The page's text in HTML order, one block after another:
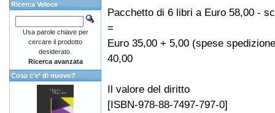
Pacchetto di 6 libri a Euro 58,00 -
=
Euro 35,00 + 5,00 (spese
40,00
Il valore del diritto
[ISBN-978-88-7497-797-0]
Ricerca Veloce
Usa parole chiave per
cercare il prodotto
desiderato.
Ricerca avanzata
Cosa c'e' di nuovo?